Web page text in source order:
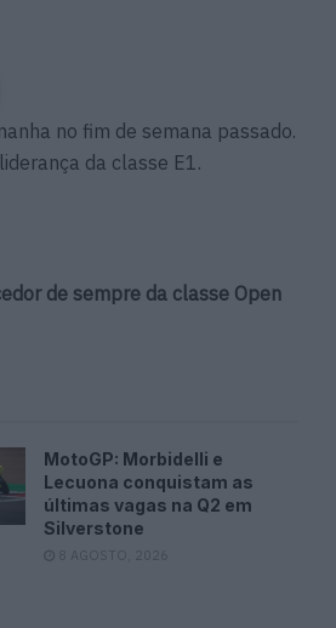
no fim de semana passado.
da classe E1.
de sempre da classe Open
MotoGP: Morbidelli e
Lecuona conquistam as
últimas vagas na Q2 em
Silverstone
8 AGOSTO, 2026